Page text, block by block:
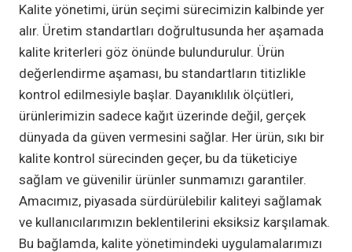
Kalite yönetimi, ürün seçimi sürecimizin kalbinde yer
alır. Üretim standartları doğrultusunda her aşamada
kalite kriterleri göz önünde bulundurulur. Ürün
değerlendirme aşaması, bu standartların titizlikle
kontrol edilmesiyle başlar. Dayanıklılık ölçütleri,
ürünlerimizin sadece kağıt üzerinde değil, gerçek
dünyada da güven vermesini sağlar. Her ürün, sıkı bir
kalite kontrol sürecinden geçer, bu da tüketiciye
sağlam ve güvenilir ürünler sunmamızı garantiler.
Amacımız, piyasada sürdürülebilir kaliteyi sağlamak
ve kullanıcılarımızın beklentilerini eksiksiz karşılamak.
Bu bağlamda, kalite yönetimindeki uygulamalarımızı